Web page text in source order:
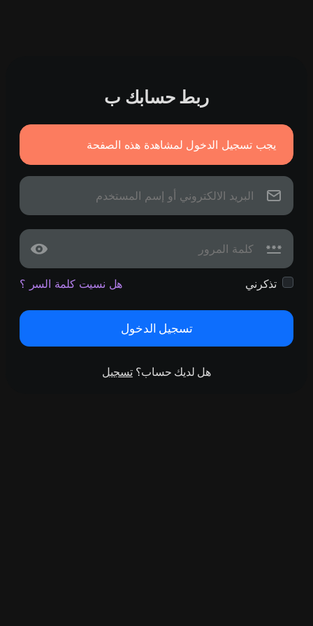
ربط حسابك ب
يجب تسجيل الدخول لمشاهدة هذه الصفحة
تذكرني هل نسيت كلمة السر ؟
تسجيل الدخول
هل لديك حساب؟تسجيل